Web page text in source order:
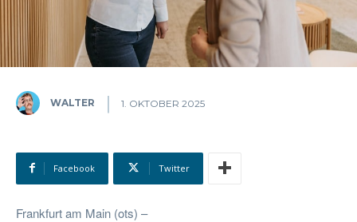
WALTER 1. OKTOBER 2025
Facebook Twitter
Frankfurt am Main (ots) –